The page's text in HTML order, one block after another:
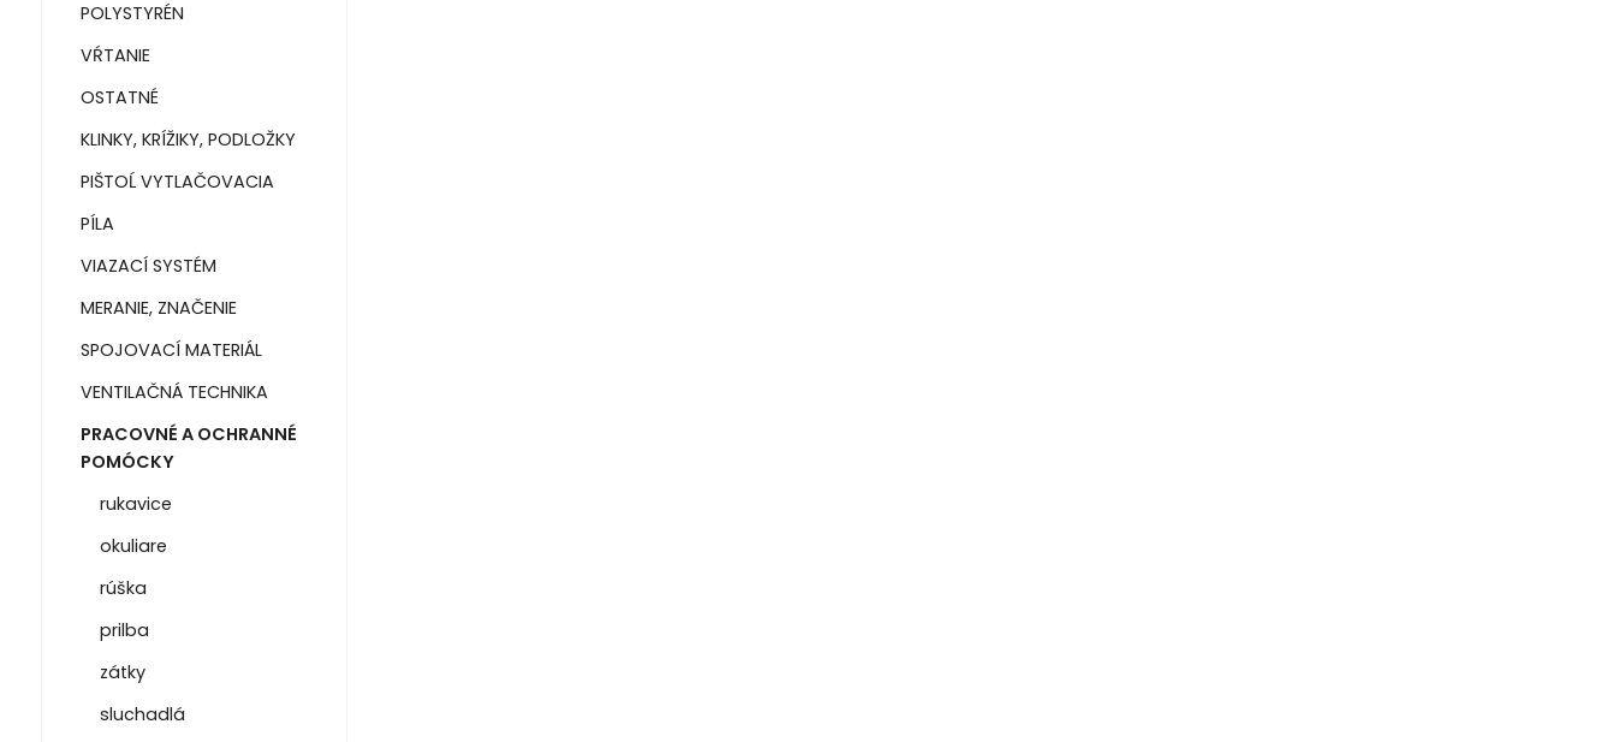
POLYSTYRÉN
VŔTANIE
OSTATNÉ
KLINKY, KRÍŽIKY, PODLOŽKY
PIŠTOĹ VYTLAČOVACIA
PÍLA
VIAZACÍ SYSTÉM
MERANIE, ZNAČENIE
SPOJOVACÍ MATERIÁL
VENTILAČNÁ TECHNIKA
PRACOVNÉ A OCHRANNÉ
POMÓCKY
rukavice
okuliare
rúška
prilba
zátky
sluchadlá